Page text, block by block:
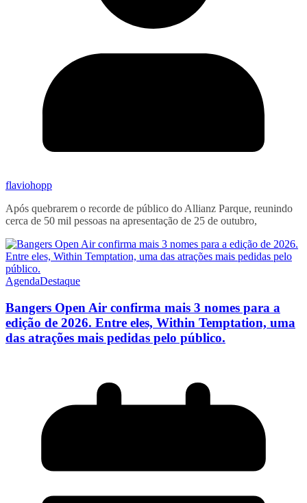
flaviohopp
Após quebrarem o recorde de público do Allianz Parque, reunindo
cerca de 50 mil pessoas na apresentação de 25 de outubro,
AgendaDestaque
Bangers Open Air confirma mais 3 nomes para a
edição de 2026. Entre eles, Within Temptation, uma
das atrações mais pedidas pelo público.